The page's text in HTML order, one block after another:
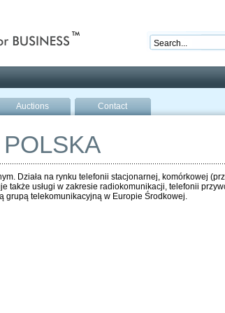
Auctions Contact
Działa na rynku telefonii stacjonarnej, komórkowej
także usługi w zakresie radiokomunikacji, telefonii
grupą telekomunikacyjną w Europie Środkowej.